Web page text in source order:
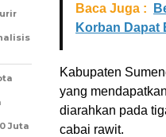
Baca Juga :
Korban Dapat
Kabupaten
yang
diarahkan pada
cabai rawit.
Juta